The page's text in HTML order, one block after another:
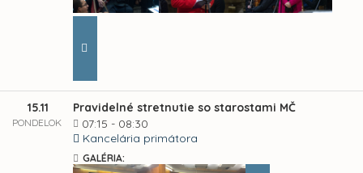
15.11
PONDELOK
Pravidelné stretnutie so starostami MČ
07:15 - 08:30
Kancelária primátora
GALÉRIA: